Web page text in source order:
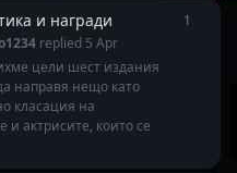
и награди
replied 5 Apr
цели шест издания
направя нещо като
класация на
и актрисите, които се
1